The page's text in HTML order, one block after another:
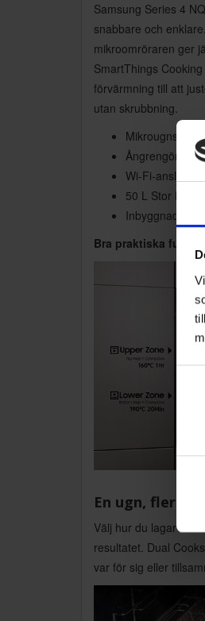
Samsung Series 4
snabbare och
mikroomröraren ger
SmartThings
förvärmning till att
utan skrubbning.
Ångrengöring
Wi-Fi-ansluten
50 L Stor
Inbyggnadsugn
Bra praktiska
En ugn, flera
Välj hur du lagar
resultatet. Dual
var för sig eller